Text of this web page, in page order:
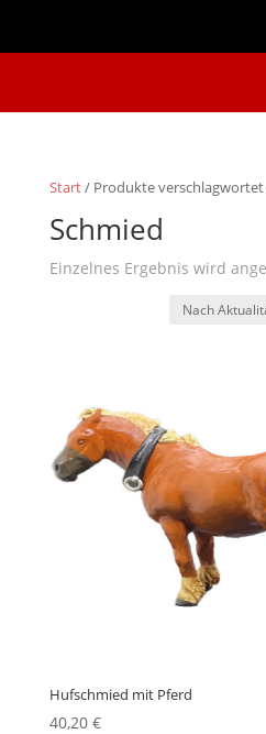
Start/ Produkte verschlagwortet
Schmied
Einzelnes Ergebnis wird
Hufschmied mit Pferd
40,20 €